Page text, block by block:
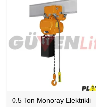
0.5 Ton Monoray Elektrikli